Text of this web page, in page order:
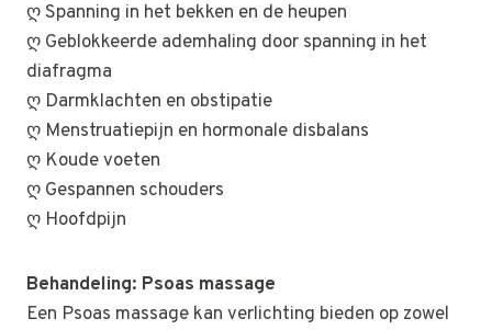
ღ Spanning in het bekken en de heupen
ღ Geblokkeerde ademhaling door spanning in het
diafragma
ღ Darmklachten en obstipatie
ღ Menstruatiepijn en hormonale disbalans
ღ Koude voeten
ღ Gespannen schouders
ღ Hoofdpijn
Behandeling: Psoas massage
Een Psoas massage kan verlichting bieden op zowel